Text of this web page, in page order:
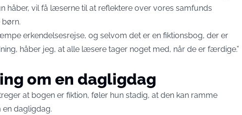
håber, vil få læserne til at reflektere over vores samfunds
erkendelsesrejse, og selvom det er en fiktionsbog, der er
håber jeg, at alle læsere tager noget med, når de er færdige.”
om en dagligdag
at bogen er fiktion, føler hun stadig, at den kan ramme
dagligdag.